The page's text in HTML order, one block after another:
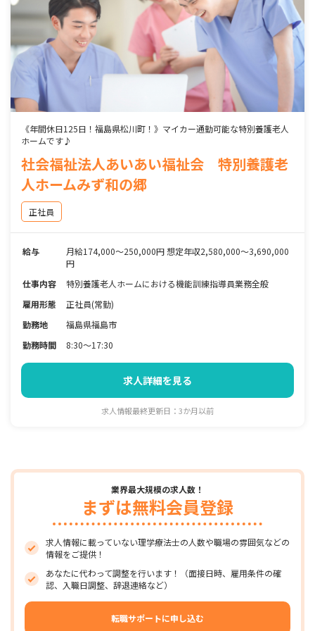
《年間休日125日！福島県松川町！》マイカー通勤可能な特別養護老人
ホームです♪
社会福祉法人あいあい福祉会 特別養護老
人ホームみず和の郷
正社員
給与
月給174,000～250,000円 想定年収2,580,000～3,690,000
円
仕事内容
特別養護老人ホームにおける機能訓練指導員業務全般
雇用形態
正社員(常勤)
勤務地
福島県福島市
勤務時間
8:30～17:30
求人詳細を見る
求人情報最終更新日：3か月以前
業界最大規模の求人数！
まずは無料会員登録
求人情報に載っていない理学療法士の人数や職場の雰囲気などの
情報をご提供！
あなたに代わって調整を行います！（面接日時、雇用条件の確
認、入職日調整、辞退連絡など）
転職サポートに申し込む